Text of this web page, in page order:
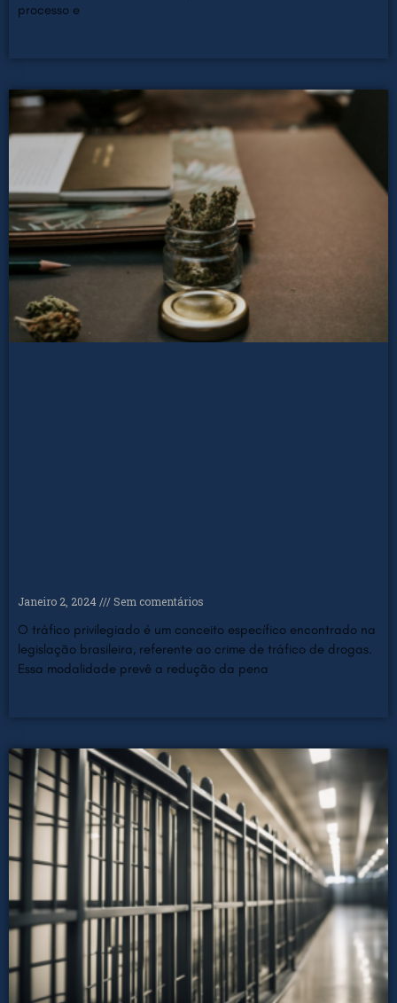
processo e
Janeiro 2, 2024 Sem comentários
O tráfico privilegiado é um conceito específico encontrado na
legislação brasileira, referente ao crime de tráfico de drogas.
Essa modalidade prevê a redução da pena